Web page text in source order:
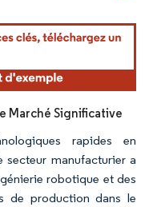
une attribution sous CC BY
Marché Significative
rapides en
manufacturier a
robotique et des
de production dans le